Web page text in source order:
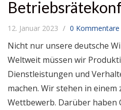
12. Januar 2023 0 Kommentare
Nicht nur unsere deutsche
Weltweit müssen wir
Dienstleistungen und
machen. Wir stehen in
Wettbewerb. Darüber haben